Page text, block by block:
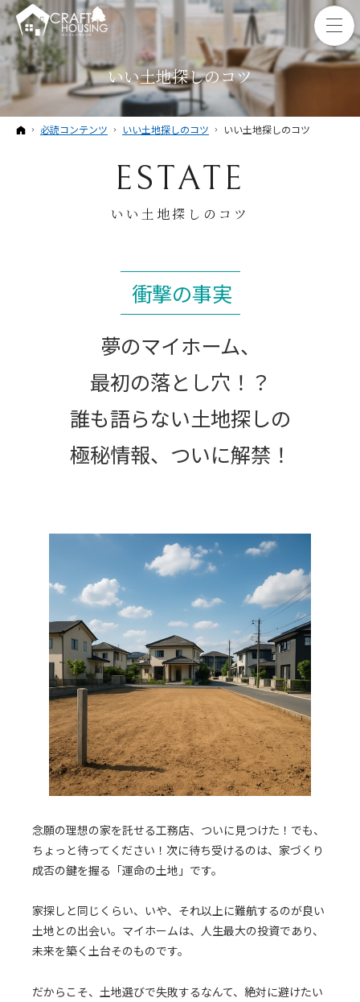
いい土地探しのコツ
ホーム
必読コンテンツ いい土地探しのコツ いい土地探しのコツ
ESTATE
いい土地探しのコツ
衝撃の事実
夢のマイホーム、
最初の落とし穴！？
誰も語らない土地探しの
極秘情報、ついに解禁！
念願の理想の家を託せる工務店、ついに見つけた！でも、
ちょっと待ってください！次に待ち受けるのは、家づくり
成否の鍵を握る「運命の土地」です。
家探しと同じくらい、いや、それ以上に難航するのが良い
土地との出会い。マイホームは、人生最大の投資であり、
未来を築く土台そのものです。
だからこそ、土地選びで失敗するなんて、絶対に避けたい